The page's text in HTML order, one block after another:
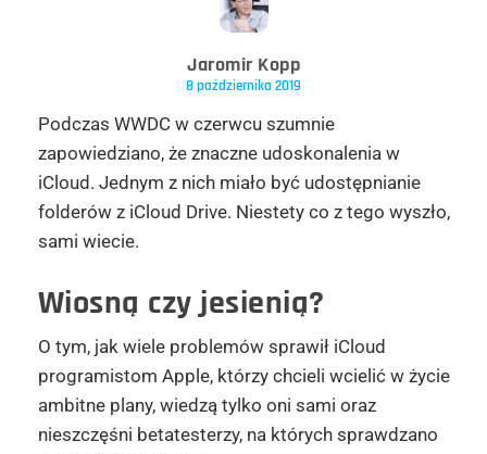
Jaromir Kopp
8 października 2019
Podczas WWDC w czerwcu szumnie
zapowiedziano, że znaczne udoskonalenia w
iCloud. Jednym z nich miało być udostępnianie
folderów z iCloud Drive. Niestety co z tego wyszło,
sami wiecie.
Wiosną czy jesienią?
O tym, jak wiele problemów sprawił iCloud
programistom Apple, którzy chcieli wcielić w życie
ambitne plany, wiedzą tylko oni sami oraz
nieszczęśni betatesterzy, na których sprawdzano